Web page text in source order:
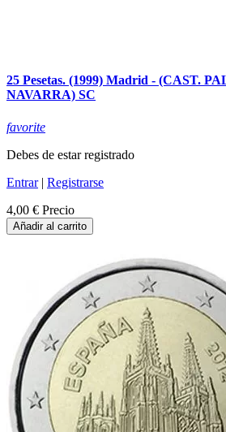
25 Pesetas. (1999) Madrid - (CAST.
NAVARRA) SC
favorite
Debes de estar registrado
Entrar| Registrarse
4,00 € Precio
Añadir al carrito